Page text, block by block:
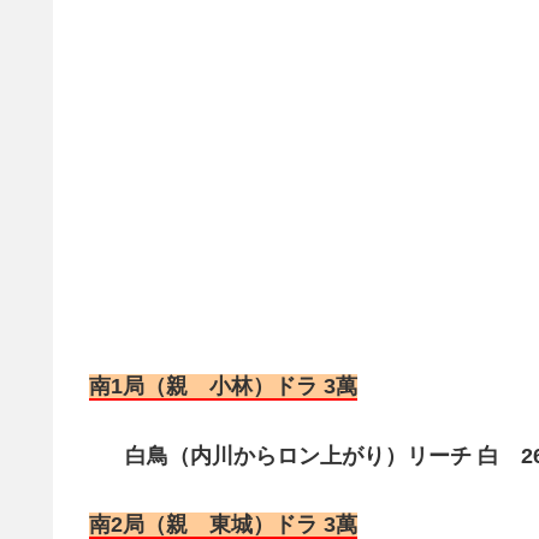
南1局（親 小林）ドラ 3萬
白鳥（内川からロン上がり）リーチ 白
南2局（親 東城）ドラ 3萬